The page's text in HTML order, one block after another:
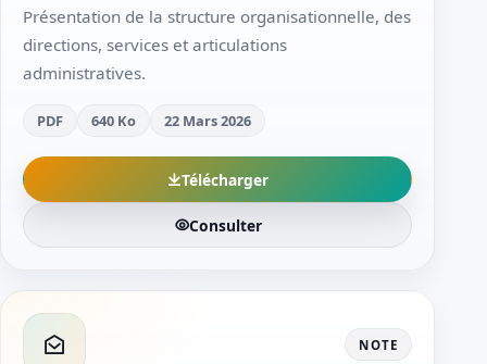
Présentation de la structure organisationnelle, des
directions, services et articulations
administratives.
PDF 640 Ko 22 Mars 2026
Télécharger
Consulter
NOTE